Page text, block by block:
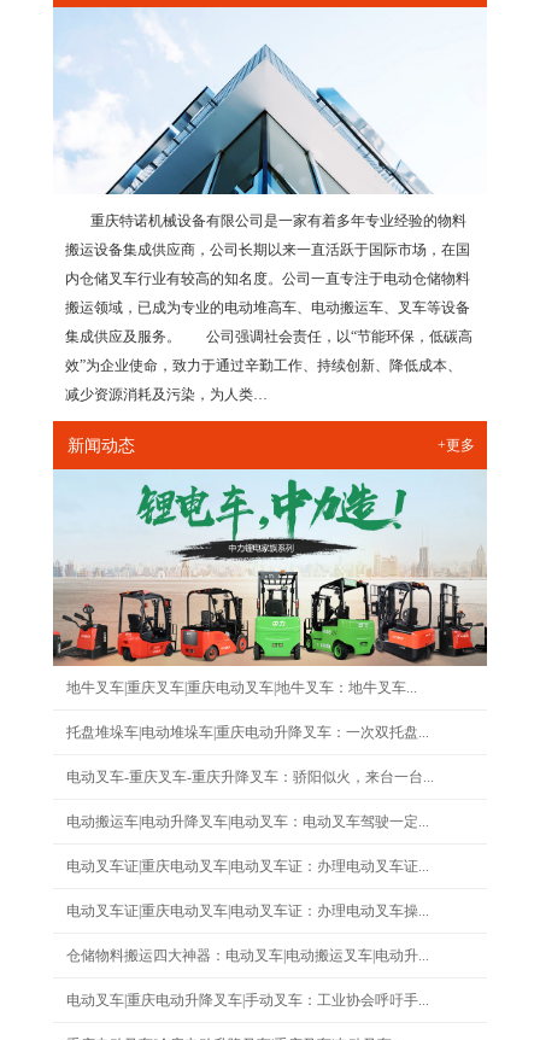
重庆特诺机械设备有限公司是一家有着多年专业经验的物料
搬运设备集成供应商，公司长期以来一直活跃于国际市场，在国
内仓储叉车行业有较高的知名度。公司一直专注于电动仓储物料
搬运领域，已成为专业的电动堆高车、电动搬运车、叉车等设备
集成供应及服务。 公司强调社会责任，以“节能环保，低碳高
效”为企业使命，致力于通过辛勤工作、持续创新、降低成本、
减少资源消耗及污染，为人类…
新闻动态 +更多
地牛叉车|重庆叉车|重庆电动叉车|地牛叉车：地牛叉车...
托盘堆垛车|电动堆垛车|重庆电动升降叉车：一次双托盘...
电动叉车-重庆叉车-重庆升降叉车：骄阳似火，来台一台...
电动搬运车|电动升降叉车|电动叉车：电动叉车驾驶一定...
电动叉车证|重庆电动叉车|电动叉车证：办理电动叉车证...
电动叉车证|重庆电动叉车|电动叉车证：办理电动叉车操...
仓储物料搬运四大神器：电动叉车|电动搬运叉车|电动升...
电动叉车|重庆电动升降叉车|手动叉车：工业协会呼吁手...